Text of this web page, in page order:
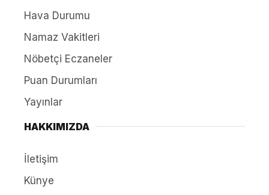
Hava Durumu
Namaz Vakitleri
Nöbetçi Eczaneler
Puan Durumları
Yayınlar
HAKKIMIZDA
İletişim
Künye